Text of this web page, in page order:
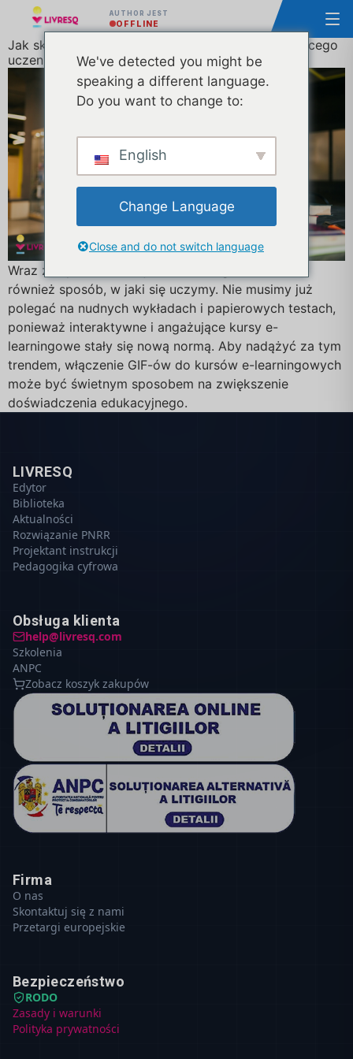
AUTHOR JEST
OFFLINE
Jak skutecznie wykorzystywać GIF-y do angażującego
uczenia się?
Wraz z szybkim rozwojem technologii ewoluował
również sposób, w jaki się uczymy. Nie musimy już
polegać na nudnych wykładach i papierowych testach,
ponieważ interaktywne i angażujące kursy e-
learningowe stały się nową normą. Aby nadążyć za tym
trendem, włączenie GIF-ów do kursów e-learningowych
może być świetnym sposobem na zwiększenie
doświadczenia edukacyjnego.
LIVRESQ
Edytor
Biblioteka
Aktualności
Rozwiązanie PNRR
Projektant instrukcji
Pedagogika cyfrowa
Obsługa klienta
help@livresq.com
Szkolenia
ANPC
Zobacz koszyk zakupów
Firma
O nas
Skontaktuj się z nami
Przetargi europejskie
Bezpieczeństwo
RODO
Zasady i warunki
Polityka prywatności
We've detected you might be
speaking a different language.
Do you want to change to:
English
Change Language
Close and do not switch language